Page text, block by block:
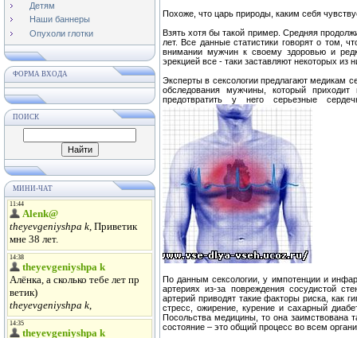
Детям
Наши баннеры
Опухоли глотки
ФОРМА ВХОДА
ПОИСК
МИНИ-ЧАТ
Похоже, что царь природы, каким себя
Взять хотя бы такой пример. Средняя
лет. Все данные статистики говорят о том,
внимании мужчин к своему здоровью и
эрекцией все - таки заставляют некоторых из
Эксперты в сексологии предлагают медикам
обследования мужчины, который
предотвратить у него серьезные
По данным сексологии, у импотенции и
артериях из-за повреждения сосудистой
артерий приводят такие факторы риска, как
стресс, ожирение, курение и сахарный
Посольства медицины, то она заимствована
состояние – это общий процесс во всем